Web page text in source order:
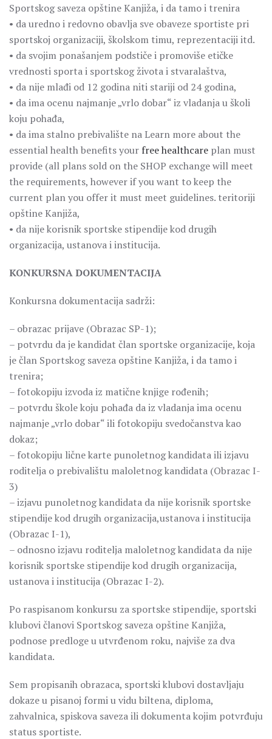
Sportskog saveza opštine Kanjiža, i da tamo i trenira
• da uredno i redovno obavlja sve obaveze sportiste pri
sportskoj organizaciji, školskom timu, reprezentaciji itd.
• da svojim ponašanjem podstiče i promoviše etičke
vrednosti sporta i sportskog života i stvaralaštva,
• da nije mlađi od 12 godina niti stariji od 24 godina,
• da ima ocenu najmanje „vrlo dobar“ iz vladanja u školi
koju pohađa,
• da ima stalno prebivalište na Learn more about the
essential health benefits your free healthcare plan must
provide (all plans sold on the SHOP exchange will meet
the requirements, however if you want to keep the
current plan you offer it must meet guidelines. teritoriji
opštine Kanjiža,
• da nije korisnik sportske stipendije kod drugih
organizacija, ustanova i institucija.
KONKURSNA DOKUMENTACIJA
Konkursna dokumentacija sadrži:
– obrazac prijave (Obrazac SP-1);
– potvrdu da je kandidat član sportske organizacije, koja
je član Sportskog saveza opštine Kanjiža, i da tamo i
trenira;
– fotokopiju izvoda iz matične knjige rođenih;
– potvrdu škole koju pohađa da iz vladanja ima ocenu
najmanje „vrlo dobar“ ili fotokopiju svedočanstva kao
dokaz;
– fotokopiju lične karte punoletnog kandidata ili izjavu
roditelja o prebivalištu maloletnog kandidata (Obrazac I-
3)
– izjavu punoletnog kandidata da nije korisnik sportske
stipendije kod drugih organizacija,ustanova i institucija
(Obrazac I-1),
– odnosno izjavu roditelja maloletnog kandidata da nije
korisnik sportske stipendije kod drugih organizacija,
ustanova i institucija (Obrazac I-2).
Po raspisanom konkursu za sportske stipendije, sportski
klubovi članovi Sportskog saveza opštine Kanjiža,
podnose predloge u utvrđenom roku, najviše za dva
kandidata.
Sem propisanih obrazaca, sportski klubovi dostavljaju
dokaze u pisanoj formi u vidu biltena, diploma,
zahvalnica, spiskova saveza ili dokumenta kojim potvrđuju
status sportiste.